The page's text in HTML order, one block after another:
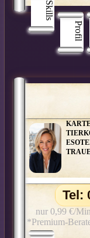
Skills
Profil
Tel:
nur 0,99 €/
*Premium-